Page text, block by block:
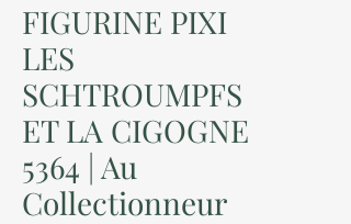
FIGURINE PIXI
LES
SCHTROUMPFS
ET LA CIGOGNE
5364 | Au
Collectionneur